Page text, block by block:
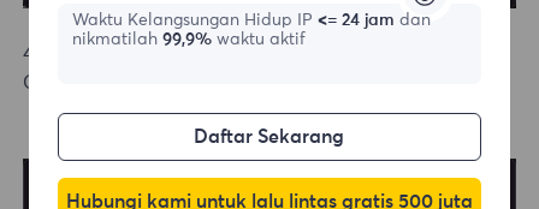
4.Click on Proxy, enter proxy settings, and finally click
OK, configuration completed.
Waktu Kelangsungan Hidup IP <= 24 jam dan
nikmatilah 99,9%waktu aktif
Daftar Sekarang
Hubungi kami untuk lalu lintas gratis 500 juta